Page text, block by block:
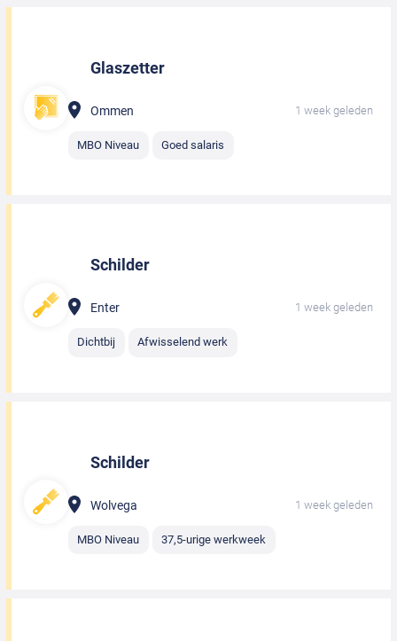
Glaszetter
Ommen 1 week geleden
MBO Niveau Goed salaris
Schilder
Enter 1 week geleden
Dichtbij Afwisselend werk
Schilder
Wolvega 1 week geleden
MBO Niveau 37,5-urige werkweek